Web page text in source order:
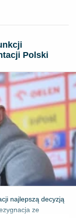
Polski
najlepszą decyzją
ze